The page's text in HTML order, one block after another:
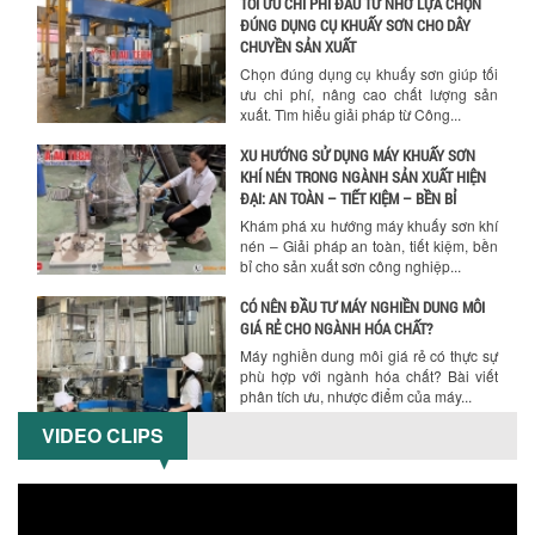
ĐÚNG DỤNG CỤ KHUẤY SƠN CHO DÂY
CHUYỀN SẢN XUẤT
Chọn đúng dụng cụ khuấy sơn giúp tối
ưu chi phí, nâng cao chất lượng sản
xuất. Tìm hiểu giải pháp từ Công...
XU HƯỚNG SỬ DỤNG MÁY KHUẤY SƠN
KHÍ NÉN TRONG NGÀNH SẢN XUẤT HIỆN
ĐẠI: AN TOÀN – TIẾT KIỆM – BỀN BỈ
Khám phá xu hướng máy khuấy sơn khí
nén – Giải pháp an toàn, tiết kiệm, bền
bỉ cho sản xuất sơn công nghiệp...
CÓ NÊN ĐẦU TƯ MÁY NGHIỀN DUNG MÔI
GIÁ RẺ CHO NGÀNH HÓA CHẤT?
Máy nghiền dung môi giá rẻ có thực sự
phù hợp với ngành hóa chất? Bài viết
phân tích ưu, nhược điểm của máy...
KHUẤY SƠN DÙNG ĐIỆN TRONG SẢN XUẤT
VIDEO CLIPS